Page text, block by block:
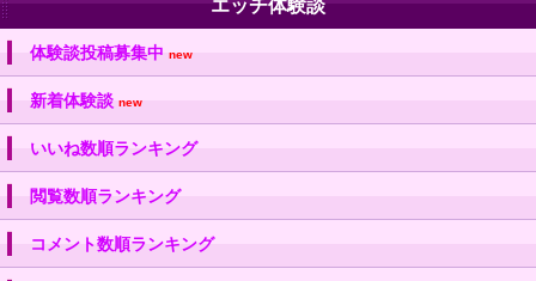
エッチ体験談
体験談投稿募集中 new
新着体験談 new
いいね数順ランキング
閲覧数順ランキング
コメント数順ランキング